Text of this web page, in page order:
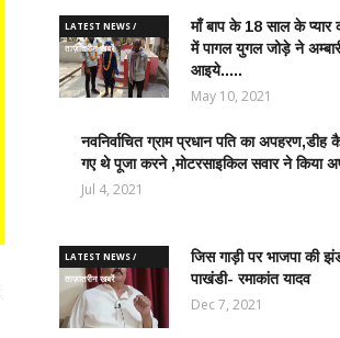
LATEST NEWS /
ताज़ातरीन खबरें
माँ बाप के 18 साल के प्यार
में पागल युगल जोड़े ने
आइये.....
May 10, 2021
LATEST
NEWS /
ताज़ातरीन
नवनिर्वाचित ग्राम प्रधान पति का अपहरण,डीह
गए थे पूजा करने ,मोटरसाइकिल सवार ने किया
Jul 4, 2021
LATEST NEWS /
ताज़ातरीन खबरें
जिस गाड़ी पर भाजपा की
पाखंडी- रमाकांत यादव
Dec 7, 2021